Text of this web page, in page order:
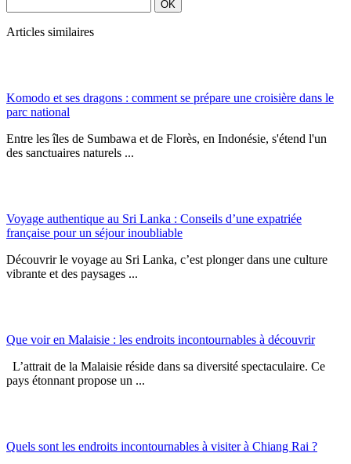
Articles similaires
Komodo et ses dragons : comment se prépare une croisière dans le
parc national
Entre les îles de Sumbawa et de Florès, en Indonésie, s'étend l'un
des sanctuaires naturels ...
Voyage authentique au Sri Lanka : Conseils d’une expatriée
française pour un séjour inoubliable
Découvrir le voyage au Sri Lanka, c’est plonger dans une culture
vibrante et des paysages ...
Que voir en Malaisie : les endroits incontournables à découvrir
L’attrait de la Malaisie réside dans sa diversité spectaculaire. Ce
pays étonnant propose un ...
Quels sont les endroits incontournables à visiter à Chiang Rai ?